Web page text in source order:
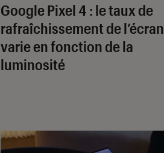
Google Pixel 4 : le taux de
rafraîchissement de l’écran
varie en fonction de la
luminosité